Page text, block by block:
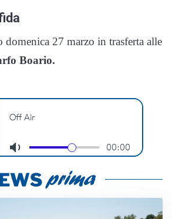
domenica 27 marzo in trasferta alle
Boario.